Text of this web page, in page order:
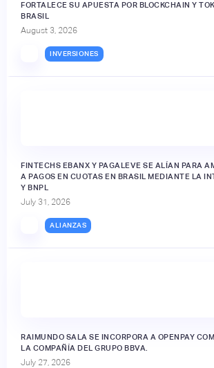
FORTALECE SU APUESTA POR BLOCKCHAIN Y
BRASIL
August 3, 2026
INVERSIONES
FINTECHS EBANX Y PAGALEVE SE ALÍAN PARA
A PAGOS EN CUOTAS EN BRASIL MEDIANTE LA
Y BNPL
July 31, 2026
ALIANZAS
RAIMUNDO SALA SE INCORPORA A OPENPAY
LA COMPAÑÍA DEL GRUPO BBVA.
July 27, 2026